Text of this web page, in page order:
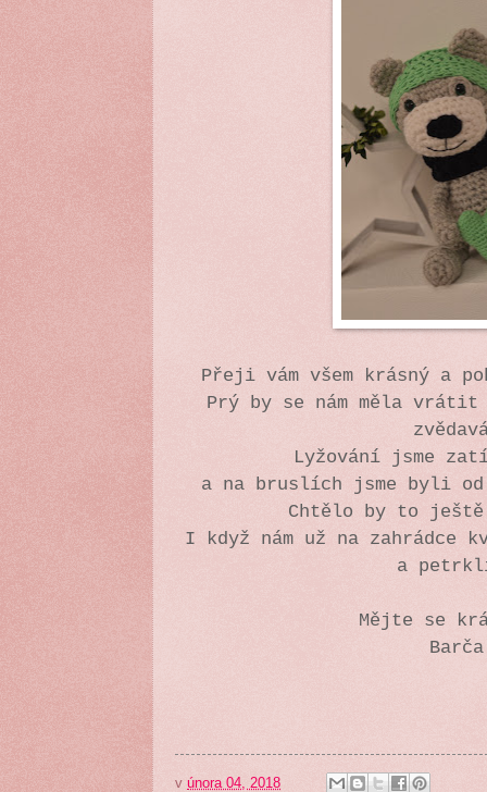
Přeji vám všem krásný a
Prý by se nám měla
Lyžování jsme
a na bruslích jsme byli
Chtělo by to
I když nám už na zahrádce
a
Mějte se
Barča
v února 04, 2018